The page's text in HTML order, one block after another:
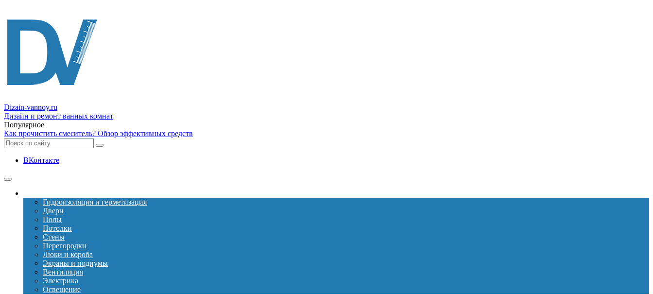
Dizain-vannoy.ru
Дизайн и ремонт ванных комнат
Популярное
Как прочистить смеситель? Обзор эффективных средств
ВКонтакте
Гидроизоляция и герметизация
Двери
Полы
Потолки
Стены
Перегородки
Люки и короба
Экраны и подиумы
Вентиляция
Электрика
Освещение